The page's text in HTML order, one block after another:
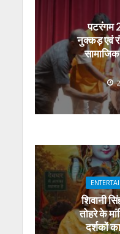
पटरंगम
नुक्कड़ एवं
शिवानी
तोहरे के
दर्शकों